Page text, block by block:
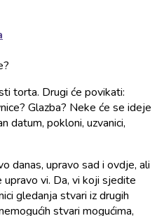
torta. Drugi će povikati:
Glazba? Neke će se ideje
datum, pokloni, uzvanici,
danas, upravo sad i ovdje, ali
vi. Da, vi koji sjedite
gledanja stvari iz drugih
stvari mogućima,